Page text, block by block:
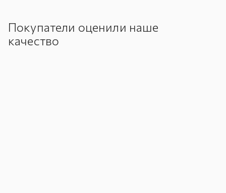
Покупатели оценили наше
качество